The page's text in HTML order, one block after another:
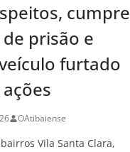
cumpre
prisão e
furtado
OAtibaiense
Vila Santa Clara,